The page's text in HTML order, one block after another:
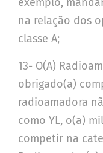
na relação dos
classe A;
13- O(A)
obrigado(a)
radioamadora
como YL, o(a)
competir na